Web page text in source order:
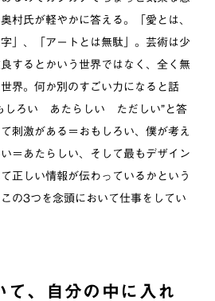
村氏が軽やかに答える。「愛とは、
」、「アートとは無駄」。芸術は少
するとかいう世界ではなく、全く無
界。何か別のすごい力になると話
しろい あたらしい ただしい”と答
刺激がある＝おもしろい、僕が考え
＝あたらしい、そして最もデザイン
正しい情報が伝わっているかという
の3つを念頭において仕事をしてい
て、自分の中に入れ